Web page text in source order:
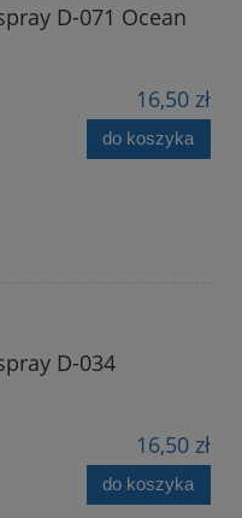
D-071 Ocean
16,50 zł
do koszyka
D-034
16,50 zł
do koszyka